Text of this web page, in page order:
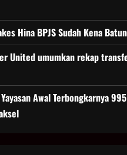
Hina BPJS Sudah Kena
United umumkan rekap
Awal Terbongkarnya